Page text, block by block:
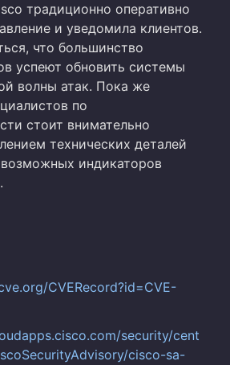
традиционно оперативно
и уведомила клиентов.
что большинство
успеют обновить системы
волны атак. Пока же
по
стоит внимательно
технических деталей
индикаторов
CVERecord?id=CVE-
security/cent
cisco-sa-